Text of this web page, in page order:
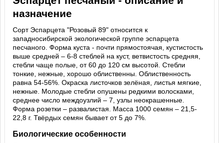
назначение
Сорт Эспарцета "Розовый 89" относится к
западносибирской экологической группе эспарцета
песчаного. Форма куста - почти прямостоячая, кустистость
выше средней – 6-8 стеблей на куст, ветвистость средняя,
стебли чаще полые, от 60 до 120 см высотой. Стебли
тонкие, нежные, хорошо облиственны. Облиственность
равна 54-56%. Окраска листочков зелёная, листья мягкие,
нежные. Молодые стебли опушены редкими волосками,
среднее число междоузлий – 7, узлы неокрашенные.
Форма розетки – развалистая. Масса 1000 семян – 21,5-
22,8 г. Твёрдых семян бывает от 5 до 7%.
Биологические особенности